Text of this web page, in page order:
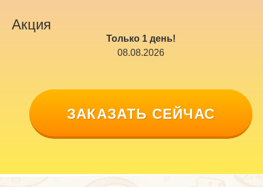
Акция
Только 1 день!
08.08.2026
ЗАКАЗАТЬ СЕЙЧАС